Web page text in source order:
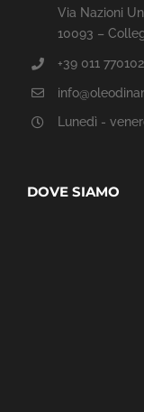
Via Nazioni
10093 –
+39 011
Lunedì -
DOVE SIAMO